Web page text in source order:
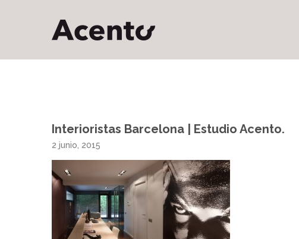
Interioristas Barcelona | Estudio Acento.
2 junio, 2015